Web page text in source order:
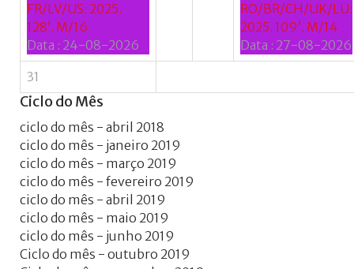
FR/LV/US: 2025.
128’. M/16
Data : 24-08-2026
RO/BR/CH/UK/LU:
2025. 109’. M/14
Data : 27-08-2026
31
Ciclo do Mês
ciclo do mês - abril 2018
ciclo do mês - janeiro 2019
ciclo do mês - março 2019
ciclo do mês - fevereiro 2019
ciclo do mês - abril 2019
ciclo do mês - maio 2019
ciclo do mês - junho 2019
Ciclo do mês - outubro 2019